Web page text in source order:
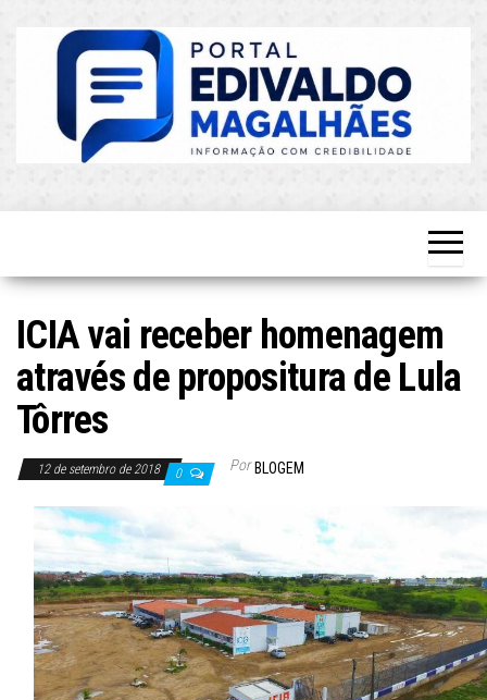
Atualizado!
ICIA vai receber homenagem
através de propositura de Lula
Tôrres
12 de setembro de 2018 0 Por BLOGEM